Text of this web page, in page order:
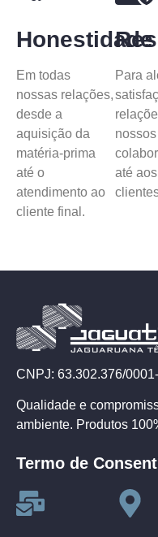
Honestidade
Em todas
nossas relações,
desde a
aquisição da
matéria-prima
até o
atendimento ao
cliente final.
Para
nossos
até
CNPJ: 63.302.376/
Qualidade e
ambiente. Produtos
Termo de